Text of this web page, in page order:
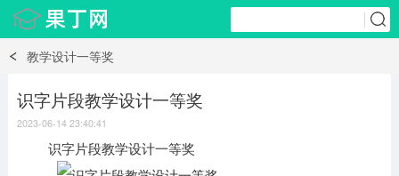
教学设计一等奖
识字片段教学设计一等奖
2023-06-14 23:40:41
识字片段教学设计一等奖